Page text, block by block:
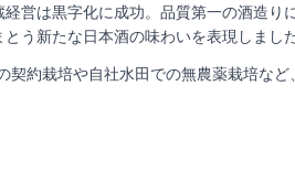
営は黒字化に成功。品質第一の酒造り
う新たな日本酒の味わいを表現しました
約栽培や自社水田での無農薬栽培な